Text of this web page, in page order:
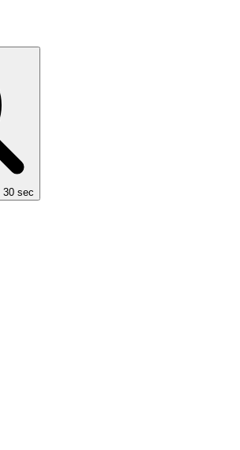
30 sec